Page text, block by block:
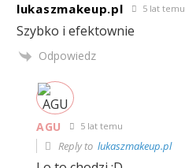
lukaszmakeup.pl 5 lat temu
Szybko i efektownie
Odpowiedz
AGU 5 lat temu
Reply to lukaszmakeup.pl